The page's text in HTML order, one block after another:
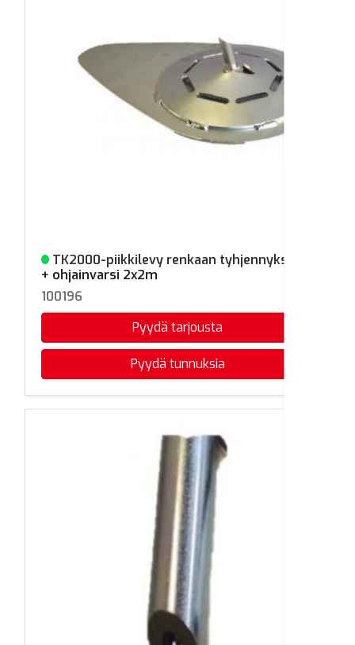
Varastossa
TK2000-piikkilevy renkaan tyhjennykseen
+ ohjainvarsi 2x2m
100196
Pyydä tarjousta
Pyydä tunnuksia